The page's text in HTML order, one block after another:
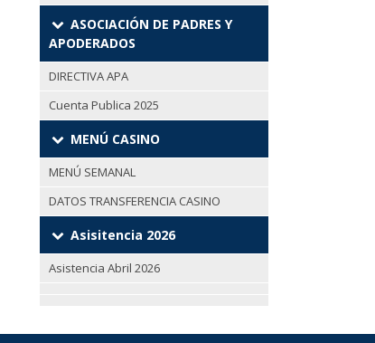
ASOCIACIÓN DE PADRES Y
APODERADOS
DIRECTIVA APA
Cuenta Publica 2025
MENÚ CASINO
MENÚ SEMANAL
DATOS TRANSFERENCIA CASINO
Asisitencia 2026
Asistencia Abril 2026